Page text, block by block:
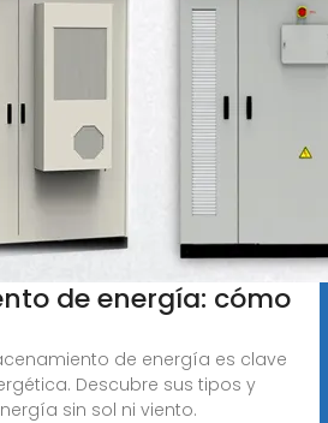
de energía: cómo
de energía es clave
Descubre sus tipos y
sin sol ni viento.